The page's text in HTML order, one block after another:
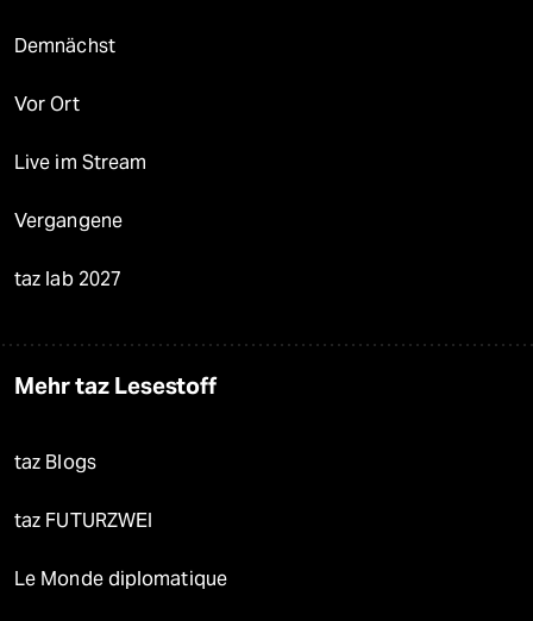
Demnächst
Vor Ort
Live im Stream
Vergangene
taz lab 2027
Mehr taz Lesestoff
taz Blogs
taz FUTURZWEI
Le Monde diplomatique